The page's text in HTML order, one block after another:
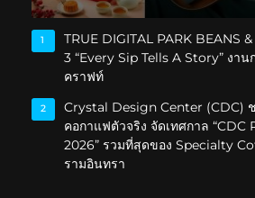
1
TRUE DIGITAL PARK BEANS
3 “Every Sip Tells A Story” งา
คราฟท์
2
Crystal Design Center (CDC)
คอกาแฟตัวจริง จัดเทศกาล “CDC
2026” รวมที่สุดของ Specialty
รามอินทรา